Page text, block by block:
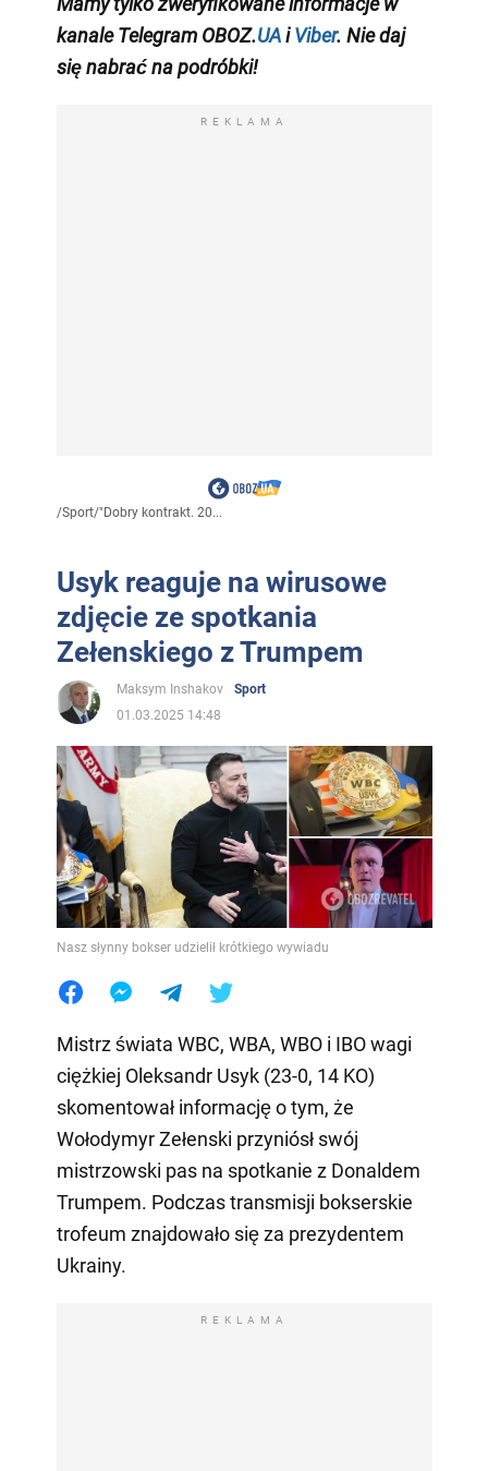
kanale Telegram OBOZ.UAiViber. Nie daj
się nabrać na podróbki!
REKLAMA
/Sport/"Dobry kontrakt. 20...
Usyk reaguje na wirusowe
zdjęcie ze spotkania
Zełenskiego z Trumpem
Maksym Inshakov
Sport
01.03.2025 14:48
Nasz słynny bokser udzielił krótkiego wywiadu
Mistrz świata WBC, WBA, WBO i IBO wagi
ciężkiej Oleksandr Usyk (23-0, 14 KO)
skomentował informację o tym, że
Wołodymyr Zełenski przyniósł swój
mistrzowski pas na spotkanie z Donaldem
Trumpem. Podczas transmisji bokserskie
trofeum znajdowało się za prezydentem
Ukrainy.
REKLAMA